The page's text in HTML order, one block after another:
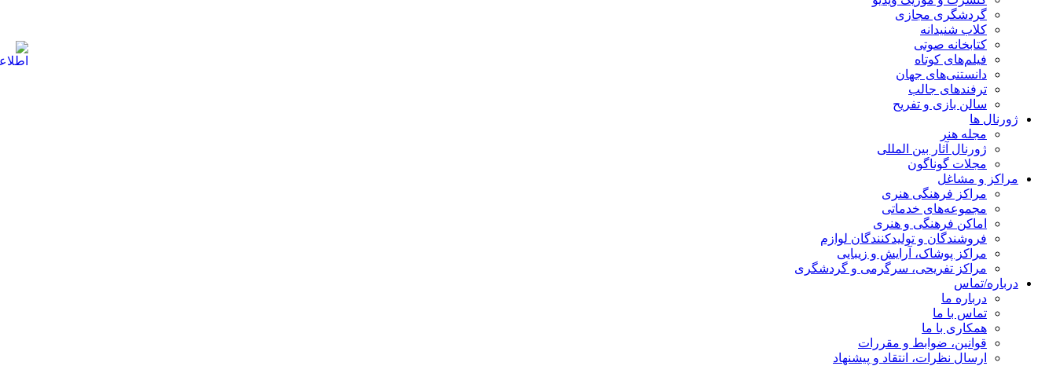
گردشگری مجازی
کلاب شنیدانه
کتابخانه صوتی
فیلم‌های کوتاه
دانستنی‌های جهان
ترفندهای جالب
سالن بازی و تفریح
ژورنال ها
مجله هنر
ژورنال آثار بین المللی
مجلات گوناگون
مراکز و مشاغل
مراکز فرهنگی هنری
مجموعه‌های خدماتی
اماکن فرهنگی و هنری
فروشندگان و تولیدکنندگان لوازم
مراکز پوشاک، آرایش و زیبایی
مراکز تفریحی، سرگرمی و گردشگری
درباره/تماس
درباره ما
تماس با ما
همکاری با ما
قوانین، ضوابط و مقررات
ارسال نظرات، انتقاد و پیشنهاد